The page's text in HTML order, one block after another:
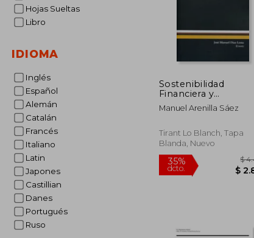
Hojas Sueltas
Libro
IDIOMA
Inglés
Español
Alemán
Catalán
Francés
Italiano
Latin
Japones
Castillian
Danes
Portugués
Ruso
Sostenibilidad
Financiera y
Administración Local.
Un Estudio
(Monografías)
Manuel Arenilla Sáez
Tirant Lo Blanch, Tapa
Blanda, Nuevo